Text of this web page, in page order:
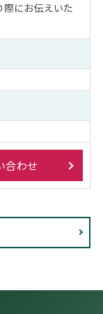
にお伝えいた
合わせ